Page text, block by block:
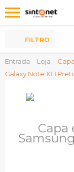
Entrada Loja
Galaxy Note 10.1
FILTRO
Capa